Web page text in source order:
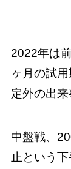
2022年は
ヶ月の試
定外の出来
中盤戦、
止という